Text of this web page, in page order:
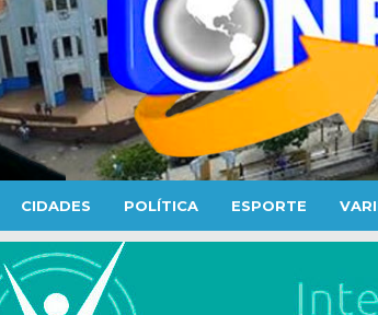
CIDADES POLÍTICA ESPORTE